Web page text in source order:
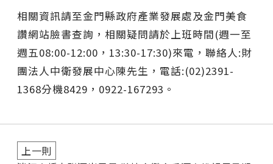
相關資訊請至金門縣政府產業發展處及金門美食
讚網站臉書查詢，相關疑問請於上班時間(週一至
週五08:00-12:00，13:30-17:30)來電，聯絡人:財
團法人中衛發展中心陳先生，電話:(02)2391-
1368分機8429，0922-167293。
上一則